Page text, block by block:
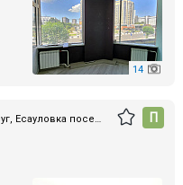
14
— Сосновоборский муниципальный округ, Есауловка поселок, ул. Поповича, 36/2 П